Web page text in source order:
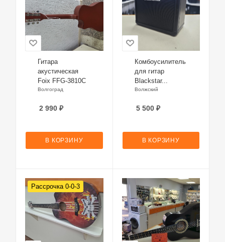
Гитара
акустическая
Foix FFG-3810C
Волгоград
2 990 ₽
В КОРЗИНУ
Комбоусилитель
для гитар
Blackstar...
Волжский
5 500₽
В КОРЗИНУ
Рассрочка 0-0-3